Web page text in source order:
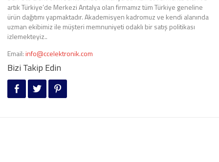
artık Türkiye’de Merkezi Antalya olan firmamız tüm Türkiye geneline
ürün dağıtımı yapmaktadır. Akademisyen kadromuz ve kendi alanında
uzman ekibimiz ile müşteri memnuniyeti odaklı bir satış politikası
izlemekteyiz..
Email:info@ccelektronik.com
Bizi Takip Edin